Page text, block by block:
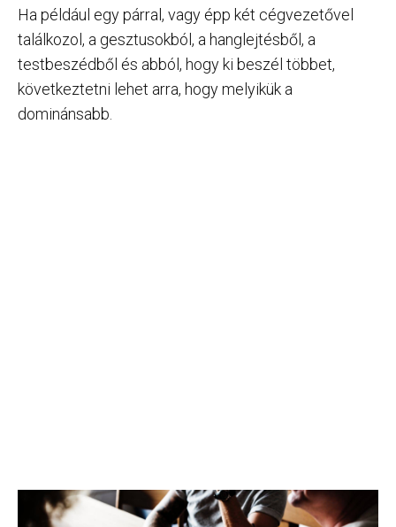
Ha például egy párral, vagy épp két cégvezetővel
találkozol, a gesztusokból, a hanglejtésből, a
testbeszédből és abból, hogy ki beszél többet,
következtetni lehet arra, hogy melyikük a
dominánsabb.